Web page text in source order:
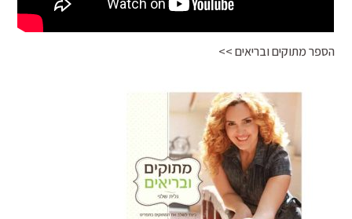
הספר מתוקים ובריאים >>